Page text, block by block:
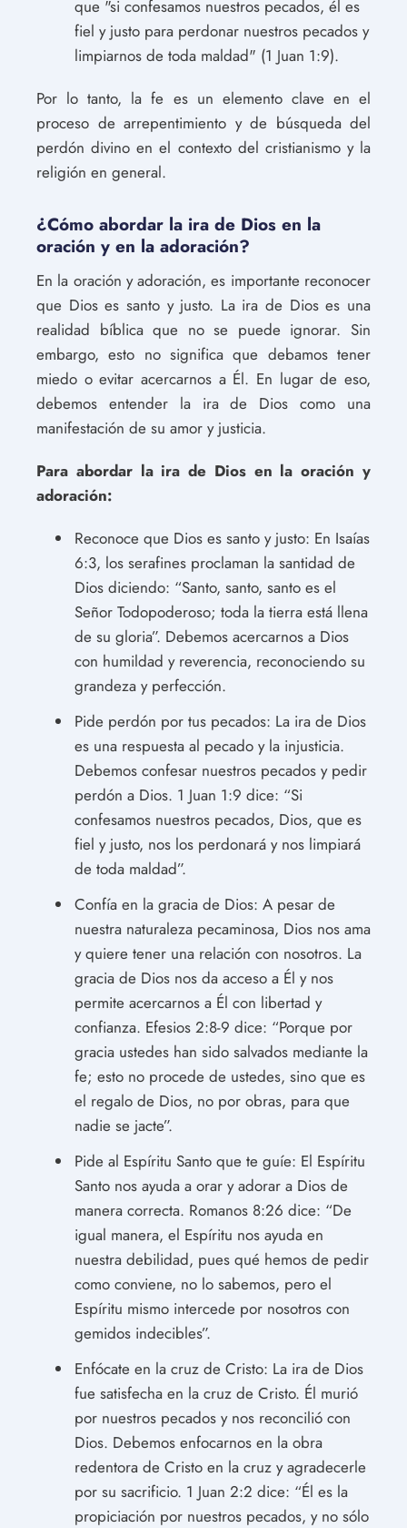
que "si confesamos nuestros pecados, él es
fiel y justo para perdonar nuestros pecados y
limpiarnos de toda maldad" (1 Juan 1:9).
Por lo tanto, la fe es un elemento clave en el
proceso de arrepentimiento y de búsqueda del
perdón divino en el contexto del cristianismo y la
religión en general.
¿Cómo abordar la ira de Dios en la
oración y en la adoración?
En la oración y adoración, es importante reconocer
que Dios es santo y justo. La ira de Dios es una
realidad bíblica que no se puede ignorar. Sin
embargo, esto no significa que debamos tener
miedo o evitar acercarnos a Él. En lugar de eso,
debemos entender la ira de Dios como una
manifestación de su amor y justicia.
Para abordar la ira de Dios en la oración y
adoración:
Reconoce que Dios es santo y justo: En Isaías
6:3, los serafines proclaman la santidad de
Dios diciendo: “Santo, santo, santo es el
Señor Todopoderoso; toda la tierra está llena
de su gloria”. Debemos acercarnos a Dios
con humildad y reverencia, reconociendo su
grandeza y perfección.
Pide perdón por tus pecados: La ira de Dios
es una respuesta al pecado y la injusticia.
Debemos confesar nuestros pecados y pedir
perdón a Dios. 1 Juan 1:9 dice: “Si
confesamos nuestros pecados, Dios, que es
fiel y justo, nos los perdonará y nos limpiará
de toda maldad”.
Confía en la gracia de Dios: A pesar de
nuestra naturaleza pecaminosa, Dios nos ama
y quiere tener una relación con nosotros. La
gracia de Dios nos da acceso a Él y nos
permite acercarnos a Él con libertad y
confianza. Efesios 2:8-9 dice: “Porque por
gracia ustedes han sido salvados mediante la
fe; esto no procede de ustedes, sino que es
el regalo de Dios, no por obras, para que
nadie se jacte”.
Pide al Espíritu Santo que te guíe: El Espíritu
Santo nos ayuda a orar y adorar a Dios de
manera correcta. Romanos 8:26 dice: “De
igual manera, el Espíritu nos ayuda en
nuestra debilidad, pues qué hemos de pedir
como conviene, no lo sabemos, pero el
Espíritu mismo intercede por nosotros con
gemidos indecibles”.
Enfócate en la cruz de Cristo: La ira de Dios
fue satisfecha en la cruz de Cristo. Él murió
por nuestros pecados y nos reconcilió con
Dios. Debemos enfocarnos en la obra
redentora de Cristo en la cruz y agradecerle
por su sacrificio. 1 Juan 2:2 dice: “Él es la
propiciación por nuestros pecados, y no sólo